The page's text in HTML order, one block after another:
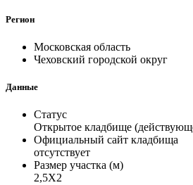
Регион
Московская область
Чеховский городской округ
Данные
Статус
Открытое кладбище
Официальный сайт кладбища
отсутствует
Размер участка (м)
2,5Х2